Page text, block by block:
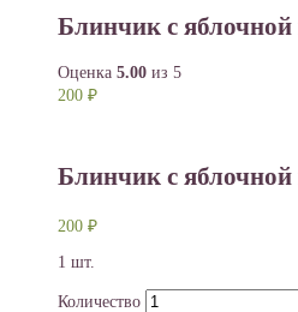
Блинчик с
Оценка 5.00 из 5
200 ₽
Блинчик с
200 ₽
1 шт.
Количество